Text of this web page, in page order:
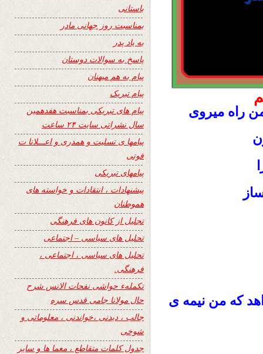
راه میروی
که من نیمه ی
باستانی
بمناسبت روز جهانی مادر
به یاد پدر
پاسخ به سوالات دوستان
پیام به هم میهنان
پیام تبریک
پیام های تبریکی بمناسبت هفدهمین
سال نشراتی سایت ۲۴ ساعت
پیامها ی تسلیت و همدری و اعـــلانا ت
فوتی
پیامهای تبریکی
پیشنهادات ، انتقادات و خواسته های
هموطنان
تجلیل از کانون های فرهنگی
تحلیل های سیاسی – اجتماعی
تحلیل های سیاسی ، اجتماعی ،
فرهنگی.
تکملهء حواشی نفحات الانس شرح
حال مولانا جامی قدس سره
جالب ، دیدنی ،خواندنی ، معلوماتی و
شوخی
جدول کلمات متقاطع ، معما ها و سایر